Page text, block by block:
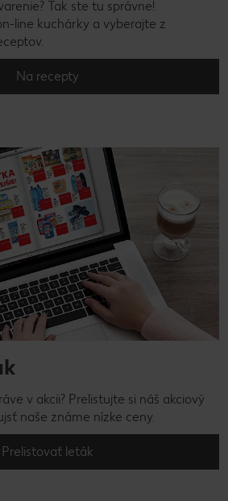
Tak ste tu správne!
line kuchárky a vyberajte z
Na recepty
v akcii? Prelistujte si náš akciový
naše známe nízke ceny.
Prelistovať leták